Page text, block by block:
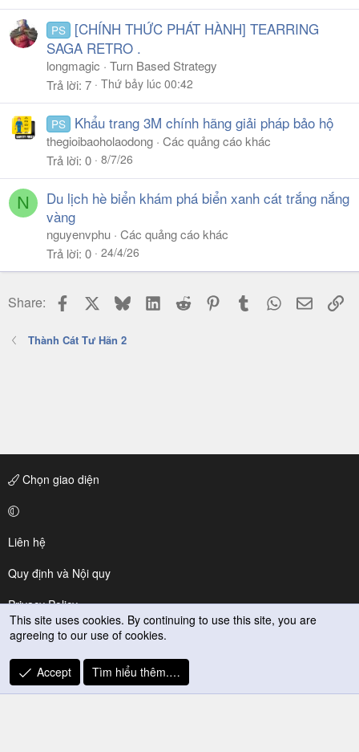
PS
[CHÍNH THỨC PHÁT HÀNH] TEARRING
SAGA RETRO .
longmagic
Turn Based Strategy
Trả lời 7 Thứ bảy lúc 00:42
PS Khẩu trang 3M chính hãng giải pháp bảo hộ
thegioibaoholaodong Các quảng cáo khác
Trả lời 0 8/7/26
N
Du lịch hè biển khám phá biển xanh cát trắng nắng
vàng
nguyenvphu Các quảng cáo khác
Trả lời 0 24/4/26
Share: Facebook BlueskyLinkedIn
Reddit PinterestTumblr WhatsApp
Email
Thành Cát Tư Hãn 2
Chọn giao diện
Liên hệ
Quy định và Nội quy
Privacy Policy
Trợ giúp
R
S
This site uses cookies. By continuing to use this site, you are
agreeing to our use of cookies.
Accept Tìm hiểu thêm.…